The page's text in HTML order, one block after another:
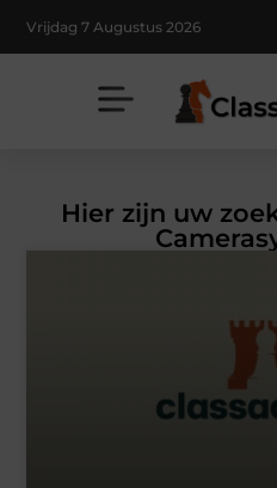
Vrijdag 7 Augustus 2026
Hier zijn uw